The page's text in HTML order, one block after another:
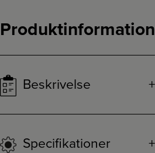
Produktinformation
Beskrivelse
Specifikationer